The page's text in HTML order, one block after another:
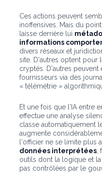
Ces actions peuvent
inoffensives. Mais du
laisse derrière lui
informations
divers réseaux et
site. D'autres optent pour
cryptés. D'autres
fournisseurs via des
« télémétrie »
Et une fois que l'IA entre
effectue une analyse
classe automatiquement
augmente
l'officier ne se limite plus
données interprétées
outils dont la logique et
pas contrôlées par le